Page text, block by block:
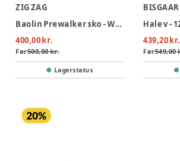
ZIG ZAG
Baolin Prewalker sko - Woodrose
400,00 kr.
Før500,00 kr.
Lagerstatus
Hale v -
439,20 kr.
Før549,00